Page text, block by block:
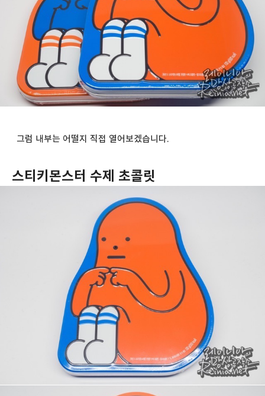
그럼 내부는 어떨지 직접 열어보겠습니다.
스티키몬스터 수제 초콜릿